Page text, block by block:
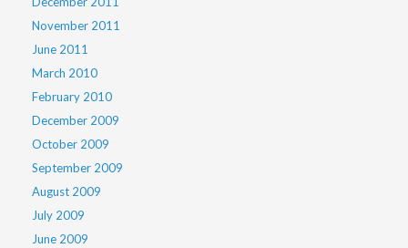
November 2011
June 2011
March 2010
February 2010
December 2009
October 2009
September 2009
August 2009
July 2009
June 2009